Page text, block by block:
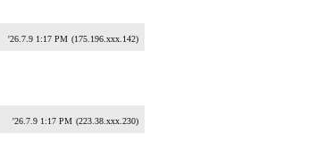
'26.7.9 1:17 PM (175.196.xxx.142)
'26.7.9 1:17 PM (223.38.xxx.230)